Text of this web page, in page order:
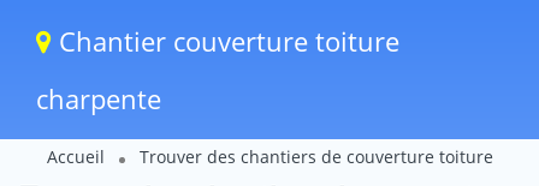
Chantier couverture toiture
charpente
Accueil Trouver des chantiers de couverture toiture